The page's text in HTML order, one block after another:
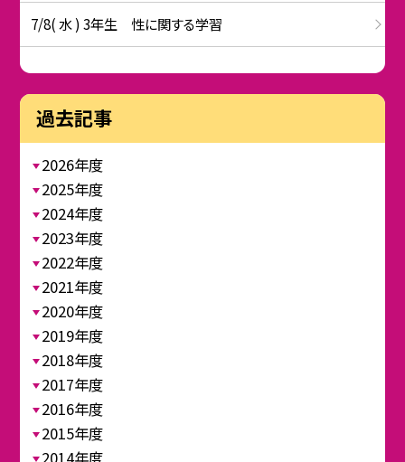
7/8( 水 ) 3年生 性に関する学習
過去記事
2026年度
2025年度
2024年度
2023年度
2022年度
2021年度
2020年度
2019年度
2018年度
2017年度
2016年度
2015年度